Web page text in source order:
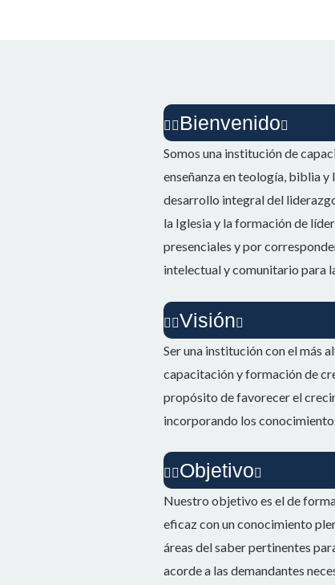
Bienvenido
Somos una institución de
enseñanza en teología, biblia
desarrollo integral del
la Iglesia y la formación de
presenciales y por
intelectual y comunitario para
Visión
Ser una institución con el más
capacitación y formación de
propósito de favorecer el
incorporando los
Objetivo
Nuestro objetivo es el de
eficaz con un conocimiento
áreas del saber pertinentes
acorde a las demandantes